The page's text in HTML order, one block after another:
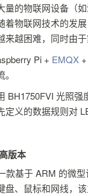
量的物联网设备（
着物联网技术的发
来越困难，同时由
Pi + EMQX +
BH1750FVI 光照
义的数据规则对
版本
款基于 ARM 的微
盘、鼠标和网线，